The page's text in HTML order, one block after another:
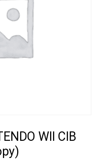
WII CIB